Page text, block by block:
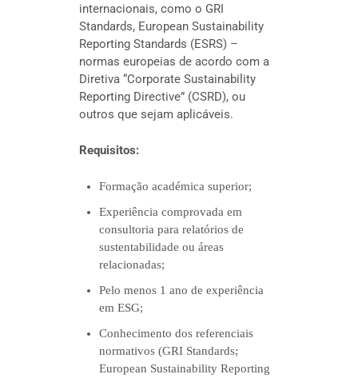
internacionais, como o GRI
Standards, European Sustainability
Reporting Standards (ESRS) –
normas europeias de acordo com a
Diretiva “Corporate Sustainability
Reporting Directive” (CSRD), ou
outros que sejam aplicáveis.
Requisitos:
Formação académica superior;
Experiência comprovada em
consultoria para relatórios de
sustentabilidade ou áreas
relacionadas;
Pelo menos 1 ano de experiência
em ESG;
Conhecimento dos referenciais
normativos (GRI Standards;
European Sustainability Reporting